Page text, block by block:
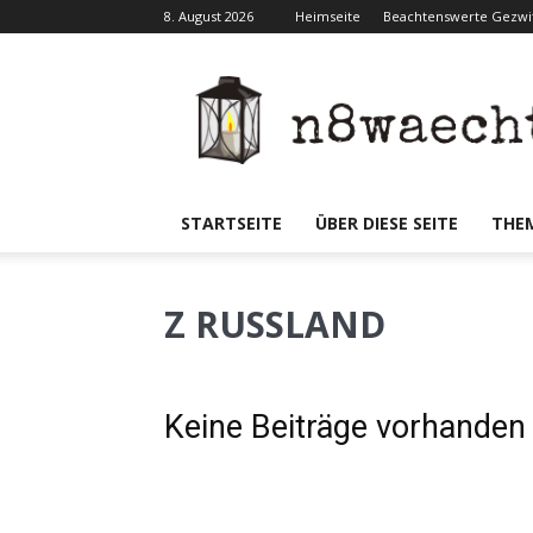
8. August 2026 Heimseite Beachtenswerte
STARTSEITE ÜBER DIESE SEITE
Z RUSSLAND
Keine Beiträge vorhanden